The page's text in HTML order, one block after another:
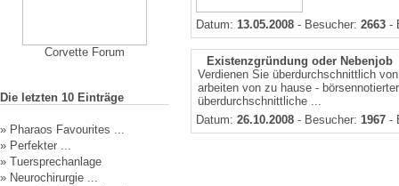
Corvette Forum
Die letzten 10 Einträge
» Pharaos Favourites ...
» Perfekter ...
» Tuersprechanlage
» Neurochirurgie ...
Datum: 13.05.2008 - Besucher: 2663 -
Existenzgründung oder Nebenjob
Verdienen Sie überdurchschnittlich
arbeiten von zu hause -
überdurchschnittliche ...
Datum: 26.10.2008 - Besucher: 1967 -